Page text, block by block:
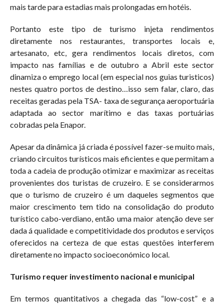
mais tarde para estadias mais prolongadas em hotéis.
Portanto este tipo de turismo injeta rendimentos
diretamente nos restaurantes, transportes locais e,
artesanato, etc, gera rendimentos locais diretos, com
impacto nas famílias e de outubro a Abril este sector
dinamiza o emprego local (em especial nos guias turisticos)
nestes quatro portos de destino…isso sem falar, claro, das
receitas geradas pela TSA- taxa de segurança aeroportuária
adaptada ao sector marítimo e das taxas portuárias
cobradas pela Enapor.
Apesar da dinâmica já criada é possível fazer-se muito mais,
criando circuitos turísticos mais eficientes e que permitam a
toda a cadeia de produção otimizar e maximizar as receitas
provenientes dos turistas de cruzeiro. E se considerarmos
que o turismo de cruzeiro é um daqueles segmentos que
maior crescimento tem tido na consolidação do produto
turístico cabo-verdiano, então uma maior atenção deve ser
dada á qualidade e competitividade dos produtos e serviços
oferecidos na certeza de que estas questões interferem
diretamente no impacto socioeconómico local.
Turismo requer investimento nacional e municipal
Em termos quantitativos a chegada das “low-cost” e a